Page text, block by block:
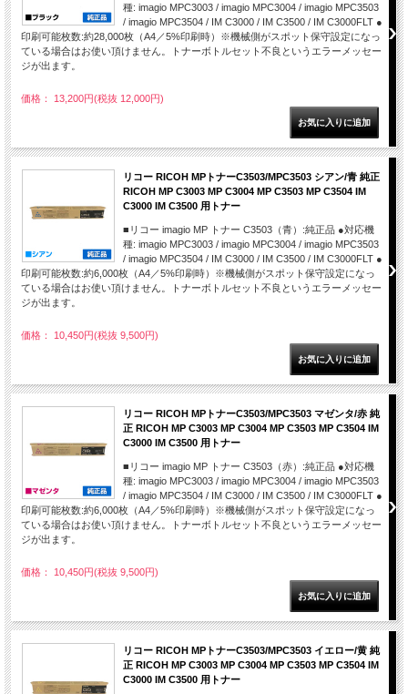
種: imagio MPC3003 / imagio MPC3004 / imagio MPC3503
/ imagio MPC3504 / IM C3000 / IM C3500 / IM C3000FLT ●
印刷可能枚数:約28,000枚（A4／5%印刷時）※機械側がスポット保守設定になっ
ている場合はお使い頂けません。トナーボトルセット不良というエラーメッセー
ジが出ます。
価格： 13,200円(税抜 12,000円)
リコー RICOH MPトナーC3503/MPC3503 シアン/青 純正
RICOH MP C3003 MP C3004 MP C3503 MP C3504 IM
C3000 IM C3500 用トナー
■リコー imagio MP トナー C3503（青）:純正品 ●対応機
種: imagio MPC3003 / imagio MPC3004 / imagio MPC3503
/ imagio MPC3504 / IM C3000 / IM C3500 / IM C3000FLT ●
印刷可能枚数:約6,000枚（A4／5%印刷時）※機械側がスポット保守設定になっ
ている場合はお使い頂けません。トナーボトルセット不良というエラーメッセー
ジが出ます。
価格： 10,450円(税抜 9,500円)
リコー RICOH MPトナーC3503/MPC3503 マゼンタ/赤 純
正 RICOH MP C3003 MP C3004 MP C3503 MP C3504 IM
C3000 IM C3500 用トナー
■リコー imagio MP トナー C3503（赤）:純正品 ●対応機
種: imagio MPC3003 / imagio MPC3004 / imagio MPC3503
/ imagio MPC3504 / IM C3000 / IM C3500 / IM C3000FLT ●
印刷可能枚数:約6,000枚（A4／5%印刷時）※機械側がスポット保守設定になっ
ている場合はお使い頂けません。トナーボトルセット不良というエラーメッセー
ジが出ます。
価格： 10,450円(税抜 9,500円)
リコー RICOH MPトナーC3503/MPC3503 イエロー/黄 純
正 RICOH MP C3003 MP C3004 MP C3503 MP C3504 IM
C3000 IM C3500 用トナー